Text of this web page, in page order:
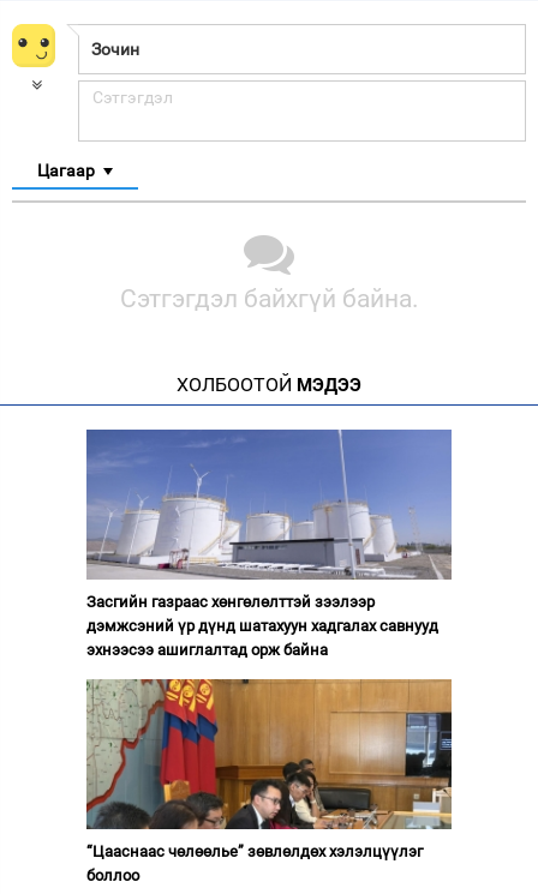
Цагаар
Сэтгэгдэл байхгүй байна.
ХОЛБООТОЙ МЭДЭЭ
Засгийн газраас хөнгөлөлттэй зээлээр
дэмжсэний үр дүнд шатахуун хадгалах савнууд
эхнээсээ ашиглалтад орж байна
“Цааснаас чөлөөлье” зөвлөлдөх хэлэлцүүлэг
боллоо